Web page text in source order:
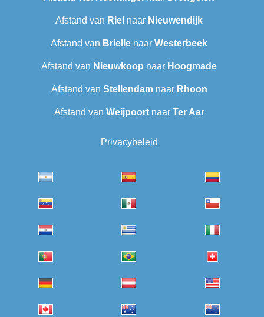
Afstand van Riel naar Nieuwendijk
Afstand van Brielle naar Westerbeek
Afstand van Nieuwkoop naar Hoogmade
Afstand van Stellendamnaar Rhoon
Afstand van Weijpoortnaar Ter Aar‎
Privacybeleid